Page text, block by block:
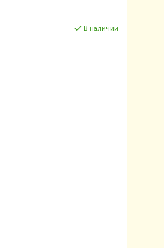
В наличии